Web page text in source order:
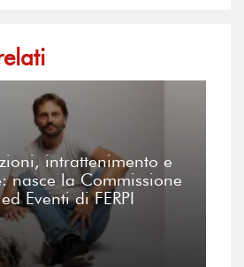
intrattenimento e
nasce la Commissione
Eventi di FERPI